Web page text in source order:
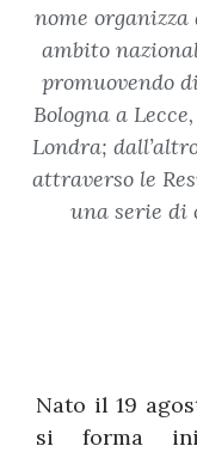
nome
ambito
promuovendo
Bologna a
Londra;
attraverso le
una serie di
Nato il 19
si forma